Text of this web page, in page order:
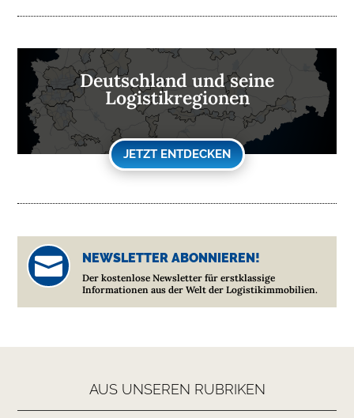
Deutschland und seine
Logistikregionen
JETZT ENTDECKEN
 NEWSLETTER ABONNIEREN!
Der kostenlose Newsletter für erstklassige
Informationen aus der Welt der Logistikimmobilien.
AUS UNSEREN RUBRIKEN